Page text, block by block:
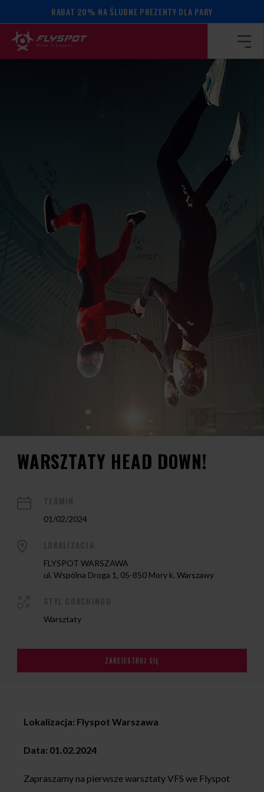
RABAT 20% NA ŚLUBNE PREZENTY DLA PARY
Strona główna / Kalendarz wydarzeń / WARSZTATY HEAD
WARSZTATY HEAD DOWN!
01/02/2024
FLYSPOT WARSZAWA
ul. Wspólna Droga 1, 05-850 Mory k. Warszawy
Warsztaty
ZAREJESTRUJ SIĘ
Lokalizacja: Flyspot Warszawa
Data: 01.02.2024
Zapraszamy na pierwsze warsztaty VFS we Flyspot